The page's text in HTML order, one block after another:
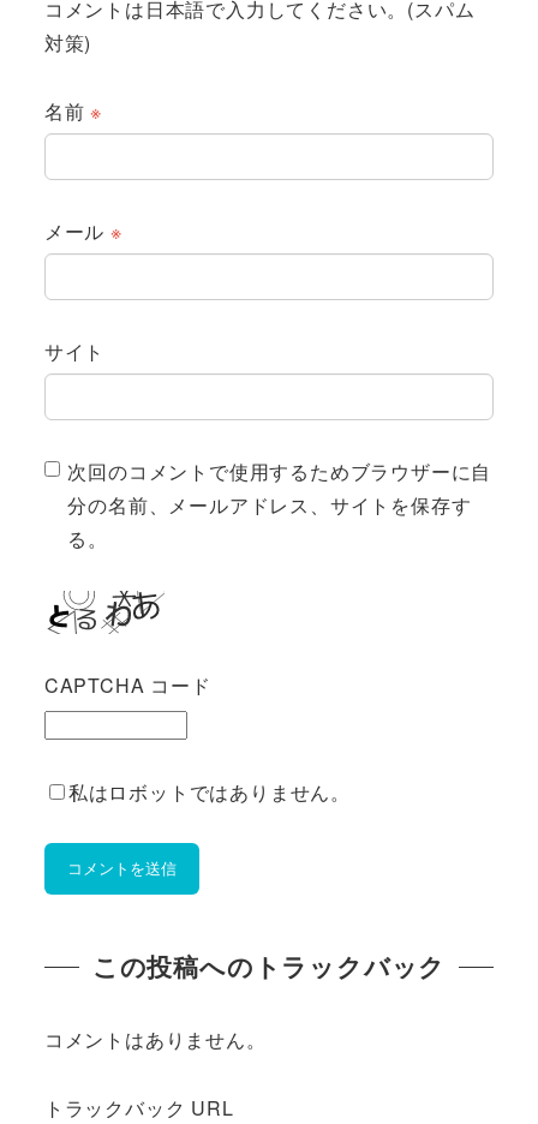
コメントは日本語で入力してください。(スパム
対策)
名前※
メール ※
サイト
次回のコメントで使用するためブラウザーに自
分の名前、メールアドレス、サイトを保存す
る。
CAPTCHA コード
私はロボットではありません。
この投稿へのトラックバック
コメントはありません。
トラックバック URL